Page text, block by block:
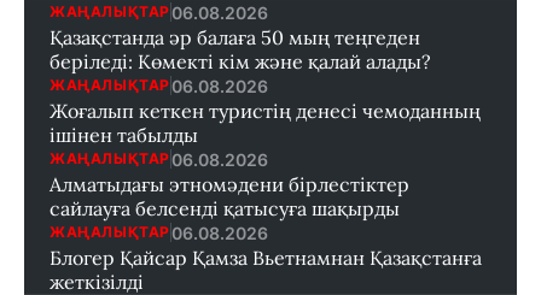
ЖАҢАЛЫҚТАР 06.08.2026
Қазақстанда әр балаға 50 мың теңгеден
беріледі: Көмекті кім және қалай алады?
ЖАҢАЛЫҚТАР 06.08.2026
Жоғалып кеткен туристің денесі чемоданның
ішінен табылды
ЖАҢАЛЫҚТАР 06.08.2026
Алматыдағы этномәдени бірлестіктер
сайлауға белсенді қатысуға шақырды
ЖАҢАЛЫҚТАР 06.08.2026
Блогер Қайсар Қамза Вьетнамнан Қазақстанға
жеткізілді